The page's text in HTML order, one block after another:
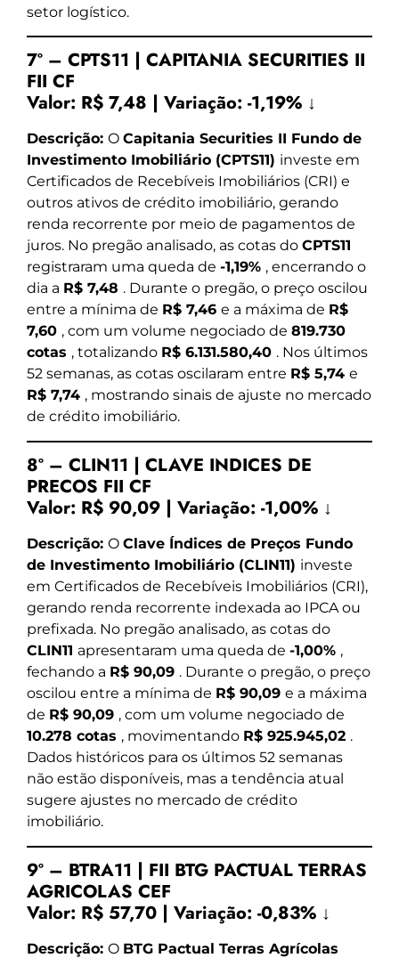
setor logístico.
7º – CPTS11 | CAPITANIA SECURITIES II
FII CF
Valor: R$ 7,48 | Variação: -1,19% ↓
Descrição: O Capitania Securities II Fundo de
Investimento Imobiliário (CPTS11) investe em
Certificados de Recebíveis Imobiliários (CRI) e
outros ativos de crédito imobiliário, gerando
renda recorrente por meio de pagamentos de
juros. No pregão analisado, as cotas do CPTS11
registraram uma queda de -1,19% , encerrando o
dia a R$ 7,48 . Durante o pregão, o preço oscilou
entre a mínima de R$ 7,46 e a máxima de R$
7,60 , com um volume negociado de 819.730
cotas , totalizando R$ 6.131.580,40 . Nos últimos
52 semanas, as cotas oscilaram entre R$ 5,74 e
R$ 7,74 , mostrando sinais de ajuste no mercado
de crédito imobiliário.
8º – CLIN11 | CLAVE INDICES DE
PRECOS FII CF
Valor: R$ 90,09 | Variação: -1,00% ↓
Descrição: O Clave Índices de Preços Fundo
de Investimento Imobiliário (CLIN11) investe
em Certificados de Recebíveis Imobiliários (CRI),
gerando renda recorrente indexada ao IPCA ou
prefixada. No pregão analisado, as cotas do
CLIN11 apresentaram uma queda de -1,00% ,
fechando a R$ 90,09 . Durante o pregão, o preço
oscilou entre a mínima de R$ 90,09 e a máxima
de R$ 90,09 , com um volume negociado de
10.278 cotas , movimentando R$ 925.945,02 .
Dados históricos para os últimos 52 semanas
não estão disponíveis, mas a tendência atual
sugere ajustes no mercado de crédito
imobiliário.
9º – BTRA11 | FII BTG PACTUAL TERRAS
AGRICOLAS CEF
Valor: R$ 57,70 | Variação: -0,83% ↓
Descrição: O BTG Pactual Terras Agrícolas